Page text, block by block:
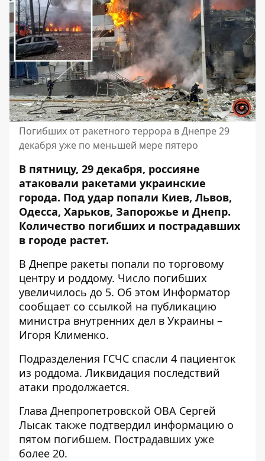
Погибших от ракетного террора в Днепре 29
декабря уже по меньшей мере пятеро
В пятницу, 29 декабря, россияне
атаковали ракетами украинские
города. Под удар попали Киев, Львов,
Одесса, Харьков, Запорожье и Днепр.
Количество погибших и пострадавших
в городе растет.
В Днепре ракеты попали по торговому
центру и роддому. Число погибших
увеличилось до 5. Об этом Информатор
сообщает со ссылкой на публикацию
министра внутренних дел в Украины –
Игоря Клименко.
Подразделения ГСЧС спасли 4 пациенток
из роддома. Ликвидация последствий
атаки продолжается.
Глава Днепропетровской ОВА Сергей
Лысак также подтвердил информацию о
пятом погибшем. Пострадавших уже
более 20.